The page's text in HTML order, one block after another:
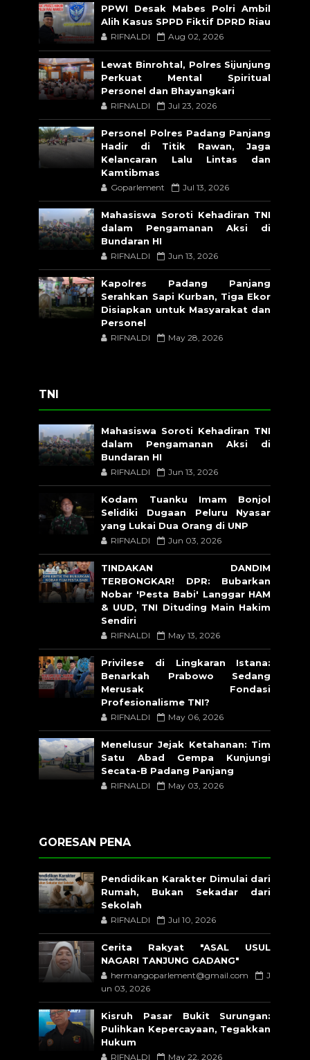
PPWI Desak Mabes Polri Ambil
Alih Kasus SPPD Fiktif DPRD Riau
RIFNALDI Aug 02, 2026
Lewat Binrohtal, Polres Sijunjung
Perkuat Mental Spiritual
Personel dan Bhayangkari
RIFNALDI Jul 23, 2026
Personel Polres Padang Panjang
Hadir di Titik Rawan, Jaga
Kelancaran Lalu Lintas dan
Kamtibmas
Goparlement Jul 13, 2026
Mahasiswa Soroti Kehadiran TNI
dalam Pengamanan Aksi di
Bundaran HI
RIFNALDI Jun 13, 2026
Kapolres Padang Panjang
Serahkan Sapi Kurban, Tiga Ekor
Disiapkan untuk Masyarakat dan
Personel
RIFNALDI May 28, 2026
TNI
Mahasiswa Soroti Kehadiran TNI
dalam Pengamanan Aksi di
Bundaran HI
RIFNALDI Jun 13, 2026
Kodam Tuanku Imam Bonjol
Selidiki Dugaan Peluru Nyasar
yang Lukai Dua Orang di UNP
RIFNALDI Jun 03, 2026
TINDAKAN DANDIM
TERBONGKAR! DPR: Bubarkan
Nobar 'Pesta Babi' Langgar HAM
& UUD, TNI Dituding Main Hakim
Sendiri
RIFNALDI May 13, 2026
Privilese di Lingkaran Istana:
Benarkah Prabowo Sedang
Merusak Fondasi
Profesionalisme TNI?
RIFNALDI May 06, 2026
Menelusur Jejak Ketahanan: Tim
Satu Abad Gempa Kunjungi
Secata-B Padang Panjang
RIFNALDI May 03, 2026
GORESAN PENA
Pendidikan Karakter Dimulai dari
Rumah, Bukan Sekadar dari
Sekolah
RIFNALDI Jul 10, 2026
Cerita Rakyat "ASAL USUL
NAGARI TANJUNG GADANG"
hermangoparlement@gmail.com
J
un 03, 2026
Kisruh Pasar Bukit Surungan:
Pulihkan Kepercayaan, Tegakkan
Hukum
RIFNALDI May 22, 2026